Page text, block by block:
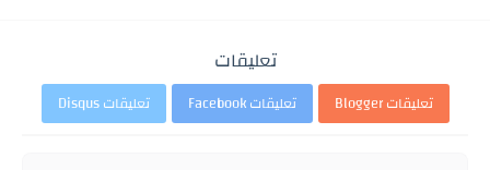
تعليقات
تعليقات Blogger تعليقات Facebook تعليقات Disqus